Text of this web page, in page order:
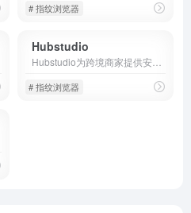
# 指纹浏览器
Hubstudio
# 指纹浏览器